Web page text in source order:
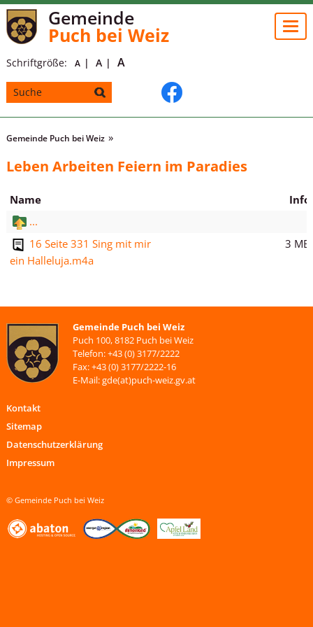
Gemeinde
Puch bei Weiz
Schriftgröße: A A A
Gemeinde Puch bei Weiz
Leben Arbeiten Feiern im Paradies
Name
Info
...
16 Seite 331 Sing mit mir
ein Halleluja.m4a
3 MB
Gemeinde Puch bei Weiz
Puch 100, 8182 Puch bei Weiz
Telefon: +43 (0) 3177/2222
Fax: +43 (0) 3177/2222-16
E-Mail: gde(at)puch-weiz.gv.at
Kontakt
Sitemap
Datenschutzerklärung
Impressum
© Gemeinde Puch bei Weiz